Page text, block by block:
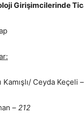
Girişimcilerinde
Kamışlı/ Ceyda Keçeli –
– 212